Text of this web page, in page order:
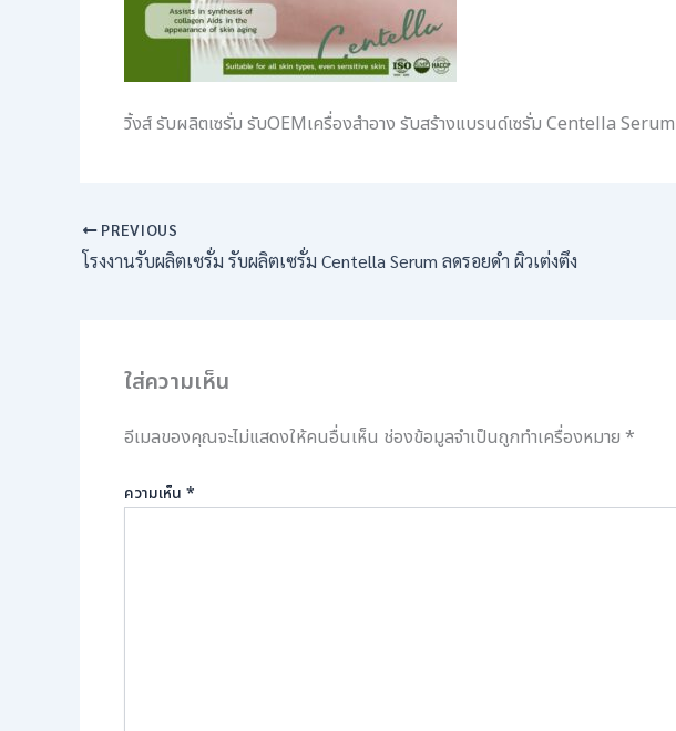
วิ้งส์ รับผลิตเซรั่ม รับOEMเครื่องสำอาง รับสร้างแบรนด์เซรั่ม Centella Serum
PREVIOUS
โรงงานรับผลิตเซรั่ม รับผลิตเซรั่ม Centella Serum ลดรอยดำ ผิวเต่งตึง
ใส่ความเห็น
อีเมลของคุณจะไม่แสดงให้คนอื่นเห็น ช่องข้อมูลจำเป็นถูกทำเครื่องหมาย *
ความเห็น *